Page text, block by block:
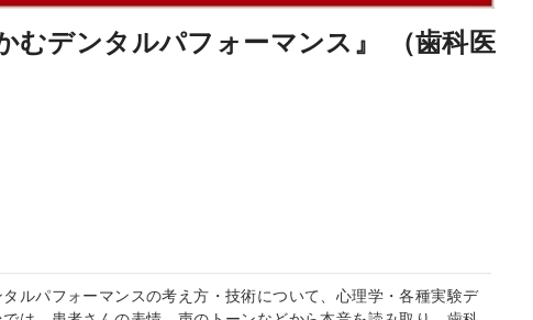
むデンタルパフォーマンス』 （歯科医
ルパフォーマンスの考え方・技術について、心理学・各種実験デ